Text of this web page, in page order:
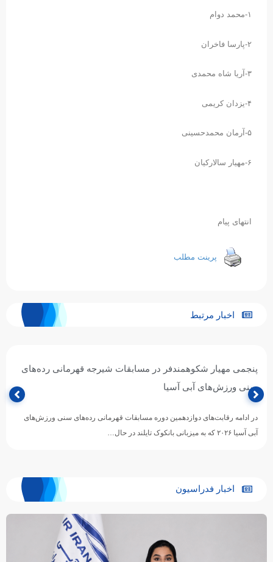
۲-پارسا فاخران
۳-آریا شاه محمدی
۴-یزدان کریمی
۵-آرمان محمدحسینی
۶-مهیار سالارکیان
انتهای پیام
پرینت مطلب
اخبار مرتبط
پنجمی مهیار شکوهمندفر در مسابقات شیرجه قهرمانی رده‌های
سنی ورزش‌های آبی آسیا
در ادامه رقابت‌های دوازدهمین دوره مسابقات قهرمانی رده‌های سنی ورزش‌های
آبی آسیا ۲۰۲۶ که به میزبانی بانکوک تایلند در حال…
اخبار فدراسیون